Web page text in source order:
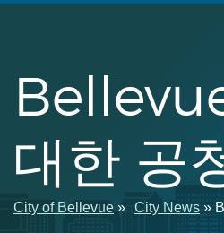
대한 공
이
City of Bellevue City News